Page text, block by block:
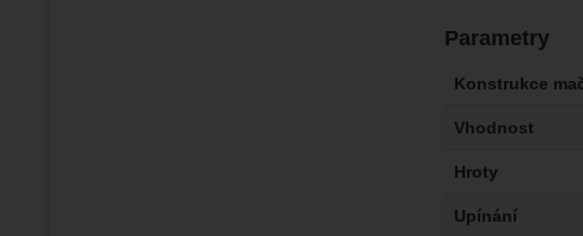
Parametry
Konstrukce
Vhodnost
Hroty
Upínání